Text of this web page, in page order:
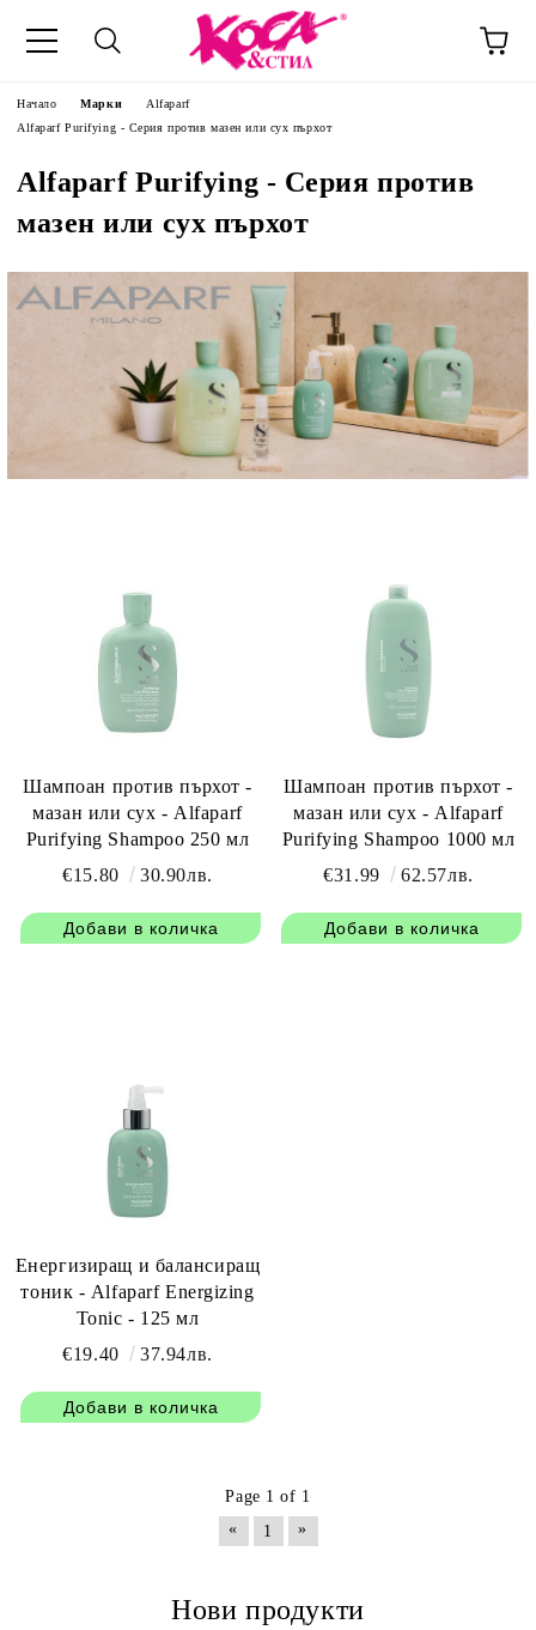
Начало Марки
Alfaparf
Alfaparf Purifying - Серия против мазен или сух пърхот
Alfaparf Purifying - Серия против
мазен или сух пърхот
Шампоан против пърхот -
мазан или сух - Alfaparf
Purifying Shampoo 250 мл
€15.80
30.90лв.
Шампоан против пърхот -
мазан или сух - Alfaparf
Purifying Shampoo 1000 мл
€31.99
62.57лв.
Енергизиращ и балансиращ
тоник - Alfaparf Energizing
Tonic - 125 мл
€19.40
37.94лв.
Page 1 of 1
«
1 »
Нови продукти